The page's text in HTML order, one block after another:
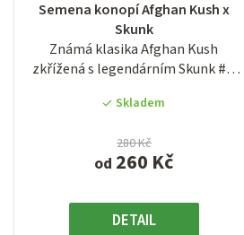
Semena konopí Afghan Kush x
Skunk
Známá klasika Afghan Kush
zkřížená s legendárním Skunk #1.
Skladem
od 260 Kč
280 Kč
DETAIL
produktu
je
3,4
z
hvězdiček.